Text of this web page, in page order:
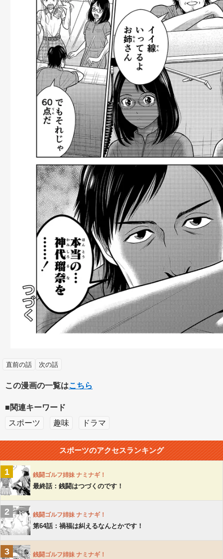
直前の話 次の話
この漫画の一覧はこちら
■関連キーワード
スポーツ
趣味 ドラマ
スポーツのアクセスランキング
1 銭闘ゴルフ姉妹 ナミナギ！
最終話：銭闘はつづくのです！
2 銭闘ゴルフ姉妹 ナミナギ！
第64話：禍福は糾えるなんとかです！
3 銭闘ゴルフ姉妹 ナミナギ！